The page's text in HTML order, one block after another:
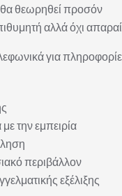
θεωρηθεί προσόν
αλλά όχι
για
την εμπειρία
περιβάλλον
εξέλιξης